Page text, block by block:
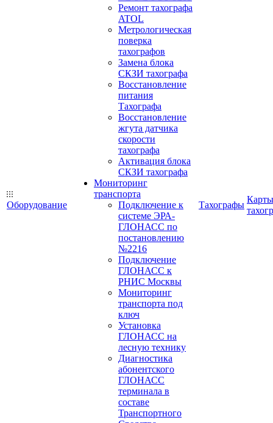
Оборудование
Ремонт тахографа
ATOL
Метрологическая
поверка
тахографов
Замена блока
СКЗИ тахографа
Восстановление
питания
Тахографа
Восстановление
жгута датчика
скорости
тахографа
Активация блока
СКЗИ тахографа
Мониторинг
транспорта
Подключение к
системе ЭРА-
ГЛОНАСС по
постановлению
№2216
Подключение
ГЛОНАСС к
РНИС Москвы
Мониторинг
транспорта под
ключ
Установка
ГЛОНАСС на
лесную технику
Диагностика
абонентского
ГЛОНАСС
терминала в
составе
Транспортного
Тахографы
Карты